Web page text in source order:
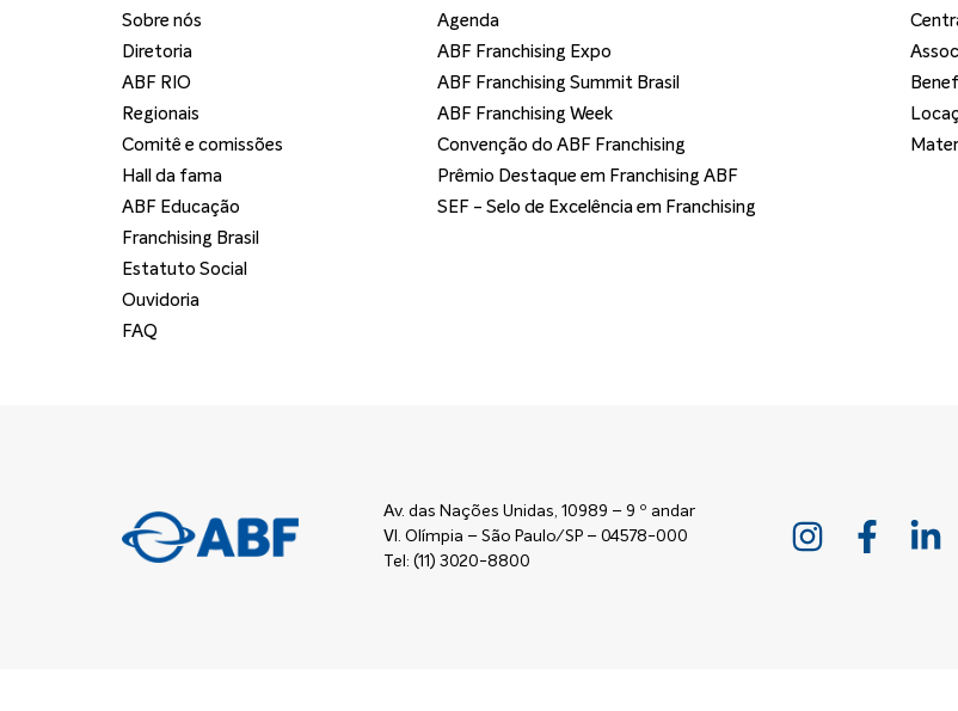
Sobre nós
Diretoria
ABF RIO
Regionais
Comitê e comissões
Hall da fama
ABF Educação
Franchising Brasil
Estatuto Social
Ouvidoria
FAQ
Agenda
ABF Franchising Expo
ABF Franchising Summit Brasil
ABF Franchising Week
Convenção do ABF Franchising
Prêmio Destaque em Franchising ABF
SEF - Selo de Excelência em Franchising
Av. das Nações Unidas, 10989 – 9 º andar
Vl. Olímpia – São Paulo/SP – 04578-000
Tel: (11) 3020-8800